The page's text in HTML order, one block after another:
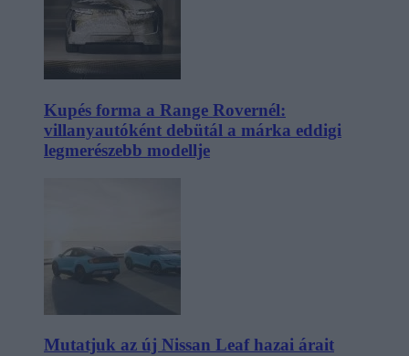
Kupés forma a Range Rovernél:
villanyautóként debütál a márka eddigi
legmerészebb modellje
Mutatjuk az új Nissan Leaf hazai árait